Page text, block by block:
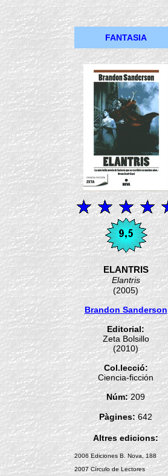
FANTASIA
ELANTRIS
Elantris
(2005)
Brandon Sanderson
Editorial:
Zeta Bolsillo
(2010)
Col.lecció:
Ciencia-ficción
Núm:209
Pàgines:642
Altres edicions:
2006 Ediciones B. Nova, 188
2007 Círculo de Lectores